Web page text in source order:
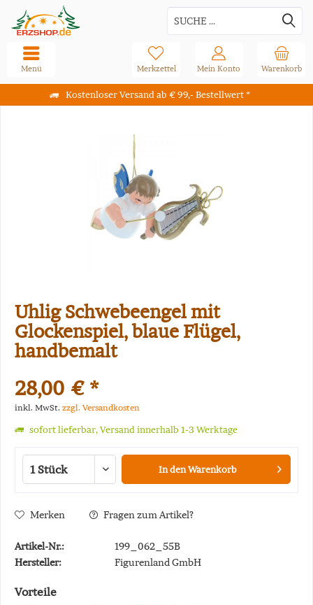
Kostenloser Versand ab € 99,- Bestellwert *
Warenkorb
Merkzettel Mein Konto
Menü
Uhlig Schwebeengel mit
Glockenspiel, blaue Flügel,
handbemalt
28,00 € *
inkl. MwSt. zzgl. Versandkosten
sofort lieferbar, Versand innerhalb 1-3 Werktage
In denWarenkorb
Merken Fragen zum Artikel?
Artikel-Nr.:
199_062_55B
Hersteller:
Figurenland GmbH
Vorteile